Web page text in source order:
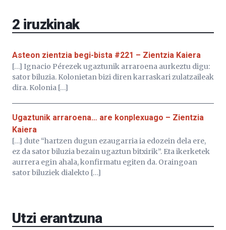
2 iruzkinak
Asteon zientzia begi-bista #221 – Zientzia Kaiera
[…] Ignacio Pérezek ugaztunik arraroena aurkeztu digu:
sator biluzia. Kolonietan bizi diren karraskari zulatzaileak
dira. Kolonia […]
Ugaztunik arraroena… are konplexuago – Zientzia
Kaiera
[…] dute “hartzen dugun ezaugarria ia edozein dela ere,
ez da sator biluzia bezain ugaztun bitxirik”. Eta ikerketek
aurrera egin ahala, konfirmatu egiten da. Oraingoan
sator biluziek dialekto […]
Utzi erantzuna